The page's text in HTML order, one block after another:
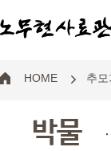
HOME 추모
박물 .